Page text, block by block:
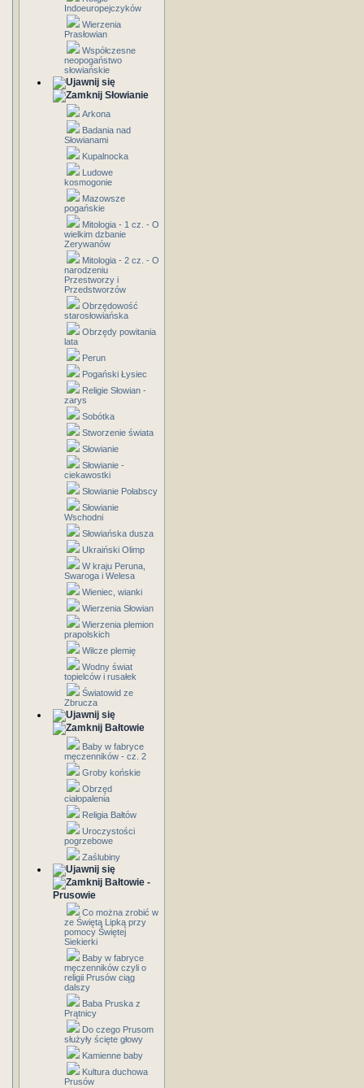
Indoeuropejczyków
Wierzenia
Prasłowian
Współczesne
neopogaństwo
słowiańskie
Słowianie
Arkona
Badania nad
Słowianami
Kupalnocka
Ludowe
kosmogonie
Mazowsze
pogańskie
Mitologia - 1 cz. - O
wielkim dzbanie
Zerywanów
Mitologia - 2 cz. - O
narodzeniu
Przestworzy i
Przedstworzów
Obrzędowość
starosłowiańska
Obrzędy powitania
lata
Perun
Pogański Łysiec
Religie Słowian -
zarys
Sobótka
Stworzenie świata
Słowianie
Słowianie -
ciekawostki
Słowianie Połabscy
Słowianie
Wschodni
Słowiańska dusza
Ukraiński Olimp
W kraju Peruna,
Swaroga i Welesa
Wieniec, wianki
Wierzenia Słowian
Wierzenia plemion
prapolskich
Wilcze plemię
Wodny świat
topielców i rusałek
Światowid ze
Zbrucza
Bałtowie
Baby w fabryce
męczenników - cz. 2
Groby końskie
Obrzęd
ciałopalenia
Religia Bałtów
Uroczystości
pogrzebowe
Zaślubiny
Bałtowie -
Prusowie
Co można zrobić w
ze Świętą Lipką przy
pomocy Świętej
Siekierki
Baby w fabryce
męczenników czyli o
religii Prusów ciąg
dalszy
Baba Pruska z
Prątnicy
Do czego Prusom
służyły ścięte głowy
Kamienne baby
Kultura duchowa
Prusów